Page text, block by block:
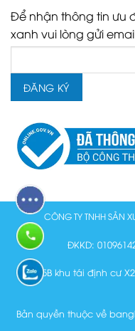
Để nhận thông tin ưu
xanh vui lòng gửi
CÔNG TY TNHH SẢN
ĐKKD:
Lô N15B khu tái định cư
Bản quyền thuộc về